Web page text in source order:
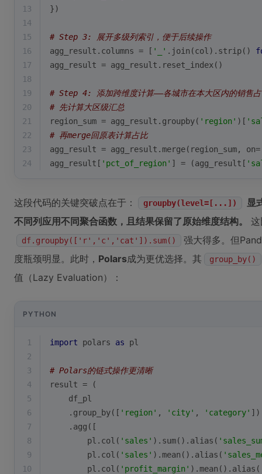
13
})
14
15
# Step 3: 展开多级列索引，便于后续操作
16
agg_result.columns = [ '_' .join(col).strip()
17
agg_result = agg_result.reset_index()
18
19
# Step 4: 添加跨维度计算——各城市在本大区内的销售
20
# 先计算大区级汇总
21
region_sum = agg_result.groupby( 'region' )[
22
# 再merge回原表计算占比
23
agg_result = agg_result.merge(region_sum, on=
24
agg_result[ 'pct_of_region' ] = (agg_result[
这段代码的关键突破点在于： groupby(level=[...])
显
不同列应用不同聚合函数，且结果保留了原始维度结构。
df.groupby(['r','c','cat']).sum()
强大得多。但
度瓶颈明显。此时， Polars成为更优选择。其 group_by()
值（Lazy Evaluation）：
PYTHON
1 import polars as pl
2
3
# Polars的链式操作更清晰
4
result = (
5
    df_pl
6
    .group_by([
'region' , 'city' , 'category' ])
7
    .agg([
8
        pl.col(
'sales' ). sum().alias(
9
        pl.col(
'sales' ).mean().alias(
10
        pl.col(
'profit_margin' ).mean().alias(